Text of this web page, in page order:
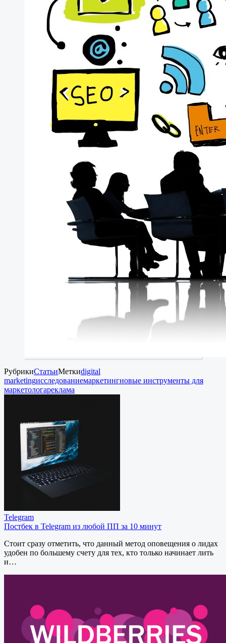
РубрикиСтатьиМеткиdigital
marketingисследованиемаркетингновые инструменты для
маркетологареклама
Telegram
Постбек в Telegram из любой ПП за 10 минут
Стоит сразу отметить, что данный метод оповещения о лидах
удобен по большему счету для тех, кто только начинает лить
и…